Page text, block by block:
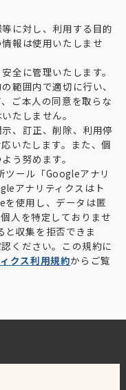
に対し、利用する目的
報は使用いたしませ
全に管理いたします。
範囲内で適切に行い、
ご本人の同意を取らな
たしません。
、訂正、削除、利用停
いたします。また、個
う努めます。
ツール「Googleアナリ
アナリティクスはト
を使用し、データは匿
人を特定しておりませ
収集を拒否できま
ください。この規約に
クス利用規約からご覧